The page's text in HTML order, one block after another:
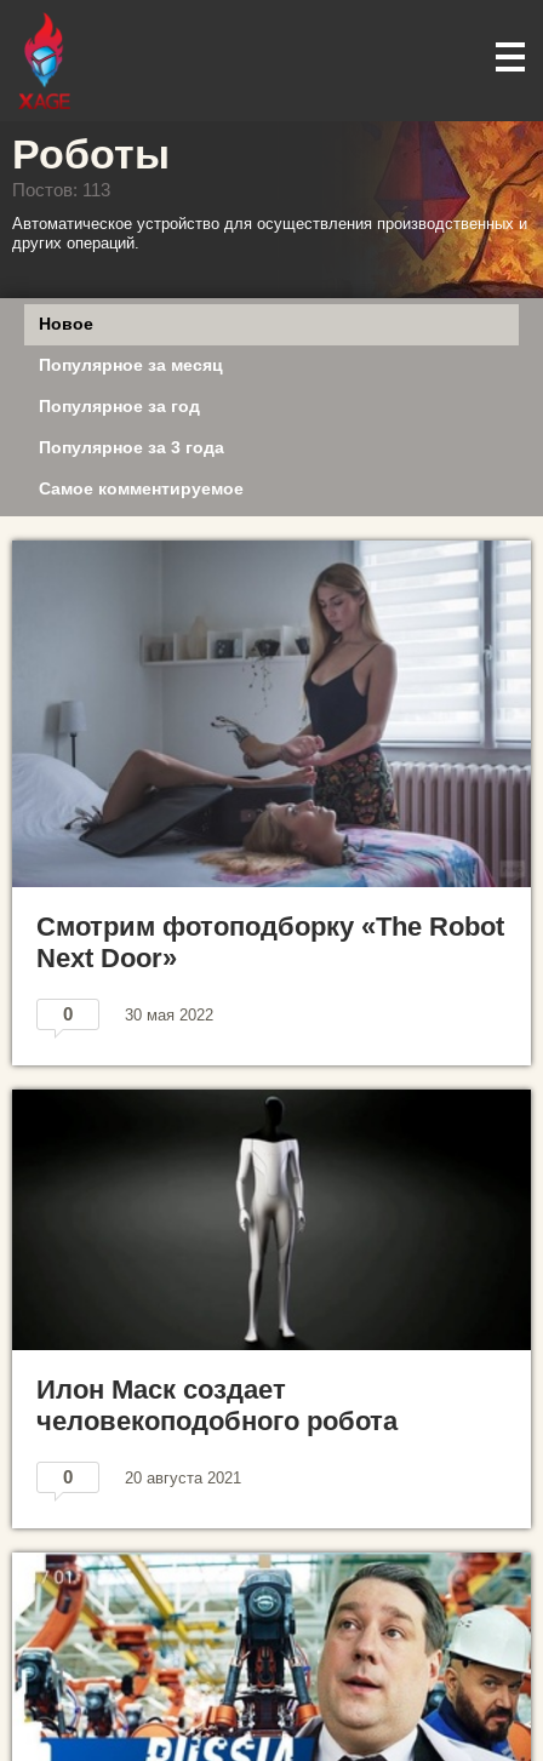
Роботы
Постов: 113
Автоматическое устройство для осуществления производственных и
других операций.
Новое
Популярное за месяц
Популярное за год
Популярное за 3 года
Самое комментируемое
Смотрим фотоподборку «The Robot
Next Door»
0 30 мая 2022
Илон Маск создает
человекоподобного робота
0 20 августа 2021